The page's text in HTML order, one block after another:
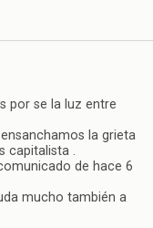
por se la luz entre
la grieta
capitalista .
de hace 6
mucho también a